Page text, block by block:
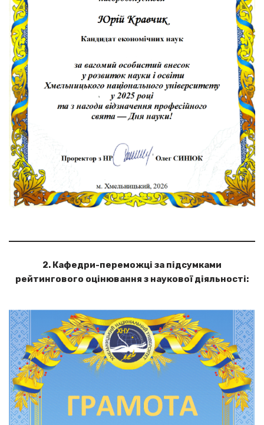
2. Кафедри-переможці за підсумками
рейтингового оцінювання з наукової діяльності: